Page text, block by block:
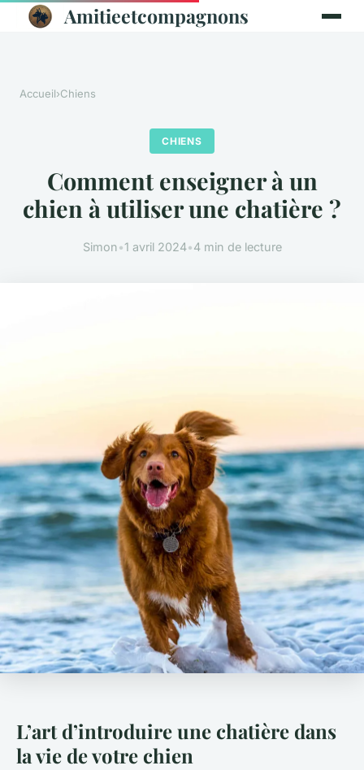
Amitieetcompagnons
Accueil›Chiens
CHIENS
Comment enseigner à un
chien à utiliser une chatière ?
Simon•1 avril 2024•4 min de lecture
L’art d’introduire une chatière dans
la vie de votre chien